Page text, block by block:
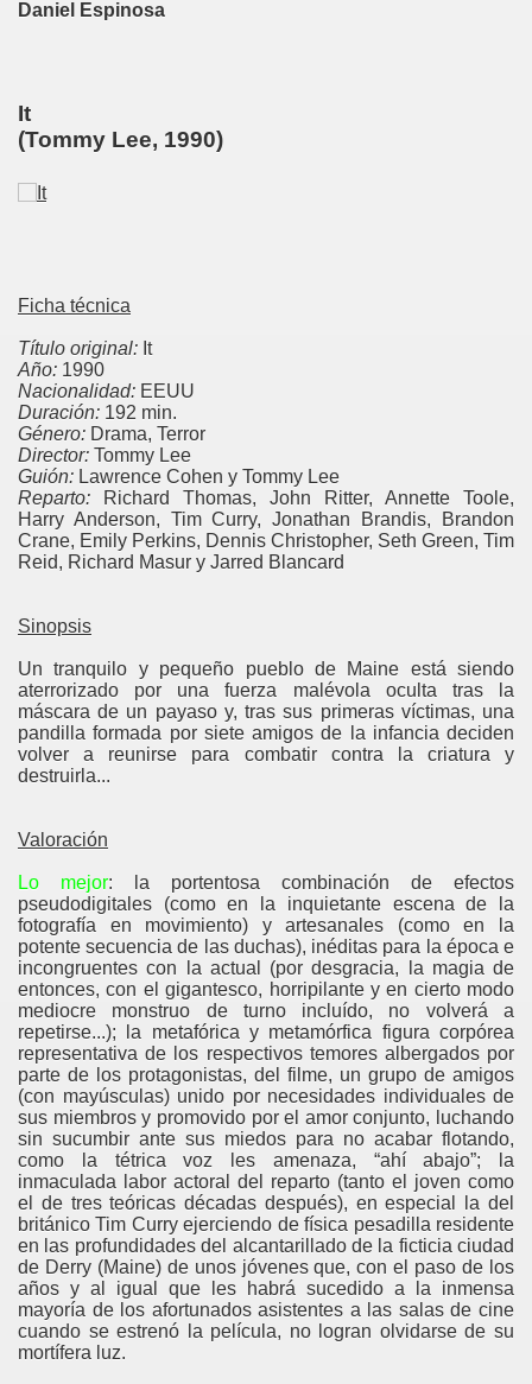
Daniel Espinosa
It
(Tommy Lee, 1990)
Ficha técnica
Título original: It
Año: 1990
Nacionalidad: EEUU
Duración: 192 min.
Género: Drama, Terror
Director: Tommy Lee
Guión: Lawrence Cohen y Tommy Lee
Reparto: Richard Thomas, John Ritter, Annette Toole,
Harry Anderson, Tim Curry, Jonathan Brandis, Brandon
Crane, Emily Perkins, Dennis Christopher, Seth Green, Tim
Reid, Richard Masur y Jarred Blancard
Sinopsis
Un tranquilo y pequeño pueblo de Maine está siendo
aterrorizado por una fuerza malévola oculta tras la
máscara de un payaso y, tras sus primeras víctimas, una
pandilla formada por siete amigos de la infancia deciden
volver a reunirse para combatir contra la criatura y
destruirla...
Valoración
Lo mejor: la portentosa combinación de efectos
pseudodigitales (como en la inquietante escena de la
fotografía en movimiento) y artesanales (como en la
potente secuencia de las duchas), inéditas para la época e
incongruentes con la actual (por desgracia, la magia de
entonces, con el gigantesco, horripilante y en cierto modo
mediocre monstruo de turno incluído, no volverá a
repetirse...); la metafórica y metamórfica figura corpórea
representativa de los respectivos temores albergados por
parte de los protagonistas, del filme, un grupo de amigos
(con mayúsculas) unido por necesidades individuales de
sus miembros y promovido por el amor conjunto, luchando
sin sucumbir ante sus miedos para no acabar flotando,
como la tétrica voz les amenaza, “ahí abajo”; la
inmaculada labor actoral del reparto (tanto el joven como
el de tres teóricas décadas después), en especial la del
británico Tim Curry ejerciendo de física pesadilla residente
en las profundidades del alcantarillado de la ficticia ciudad
de Derry (Maine) de unos jóvenes que, con el paso de los
años y al igual que les habrá sucedido a la inmensa
mayoría de los afortunados asistentes a las salas de cine
cuando se estrenó la película, no logran olvidarse de su
mortífera luz.